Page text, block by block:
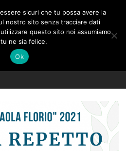
sicuri che tu possa avere la
nostro sito senza tracciare dati
questo sito noi assumiamo
ne sia felice.
Ok